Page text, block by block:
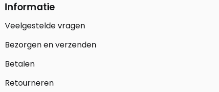
Informatie
Veelgestelde vragen
Bezorgen en verzenden
Betalen
Retourneren